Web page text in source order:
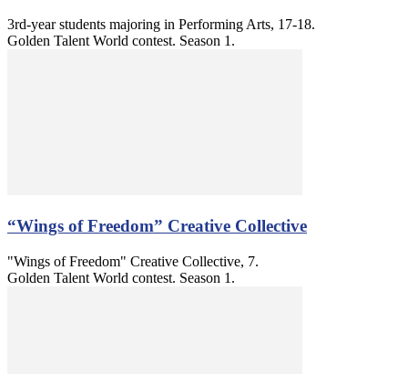
3rd-year students majoring in Performing Arts, 17-18.
Golden Talent World contest. Season 1.
“Wings of Freedom” Creative Collective
"Wings of Freedom" Creative Collective, 7.
Golden Talent World contest. Season 1.